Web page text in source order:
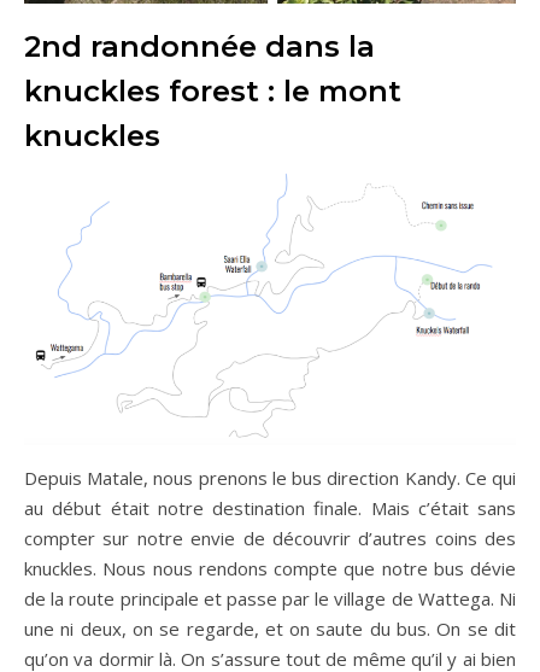
2nd randonnée dans la
knuckles forest : le mont
knuckles
Depuis Matale, nous prenons le bus direction Kandy. Ce qui
au début était notre destination finale. Mais c’était sans
compter sur notre envie de découvrir d’autres coins des
knuckles. Nous nous rendons compte que notre bus dévie
de la route principale et passe par le village de Wattega. Ni
une ni deux, on se regarde, et on saute du bus. On se dit
qu’on va dormir là. On s’assure tout de même qu’il y ai bien